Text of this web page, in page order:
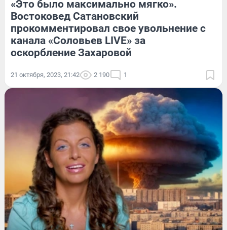
«Это было максимально мягко».
Востоковед Сатановский
прокомментировал свое увольнение с
канала «Соловьев LIVE» за
оскорбление Захаровой
21 октября, 2023, 21:42 2 190 1